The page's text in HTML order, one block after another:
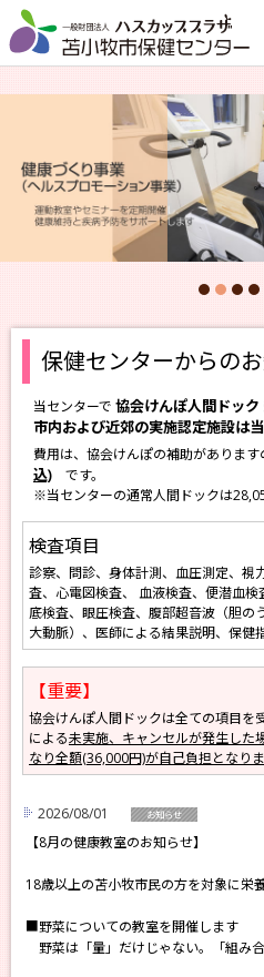
保健センターからの
当センターで 協会けんぽ人間ドック
市内および近郊の実施認定施設は当
費用は、協会けんぽの補助がありま
込) です。
※当センターの通常人間ドックは
検査項目
診察、問診、身体計測、血圧測定、視
査、心電図検査、 血液検査、便潜血
底検査、眼圧検査、腹部超音波（胆の
大動脈）、医師による結果説明、保健
【重要】
協会けんぽ人間ドックは全ての項目を
による未実施、キャンセルが発生した
なり全額(36,000円)が自己負担となりま
2026/08/01 お知らせ
【8月の健康教室のお知らせ】
18歳以上の苫小牧市民の方を対象に栄
■野菜についての教室を開催します
野菜は「量」だけじゃない。「組み